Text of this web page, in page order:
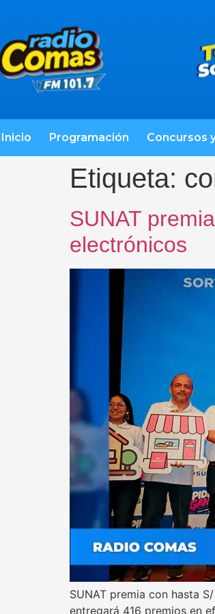
Inicio Programación Concursos
Etiqueta:
SUNAT
electrónicos
SUNAT premia con hasta
entregará 416 premios en